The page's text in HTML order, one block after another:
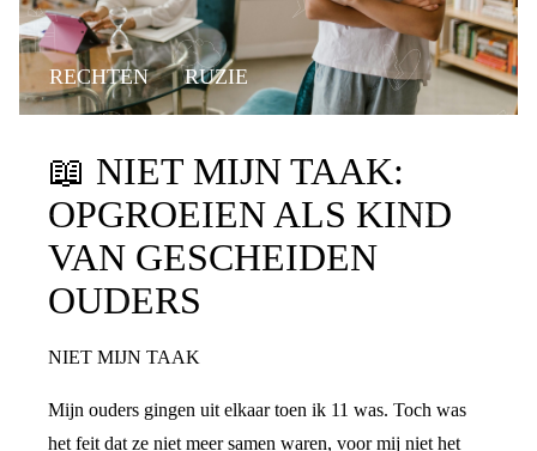
RECHTEN RUZIE
📖 NIET MIJN TAAK:
OPGROEIEN ALS KIND
VAN GESCHEIDEN
OUDERS
NIET MIJN TAAK
Mijn ouders gingen uit elkaar toen ik 11 was. Toch was
het feit dat ze niet meer samen waren, voor mij niet het